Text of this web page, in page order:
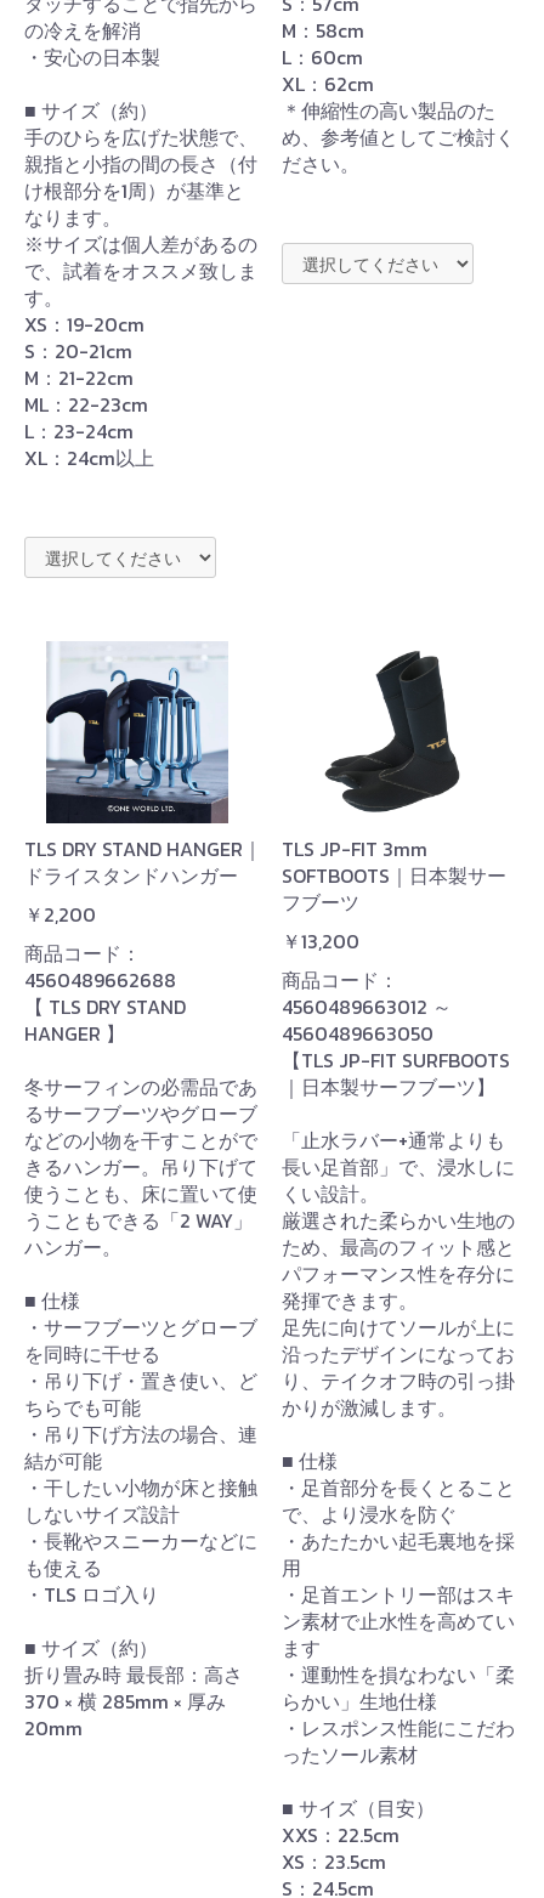
の冷えを解消
・安心の日本製
■ サイズ（約）
手のひらを広げた状態で、
親指と小指の間の長さ（付
け根部分を1周）が基準と
なります。
※サイズは個人差があるの
で、試着をオススメ致しま
す。
XS：19-20cm
S：20-21cm
M：21-22cm
ML：22-23cm
L：23-24cm
XL：24cm以上
M：58cm
L：60cm
XL：62cm
＊伸縮性の高い製品のた
め、参考値としてご検討く
ださい。
TLS DRY STAND HANGER｜
ドライスタンドハンガー
￥2,200
商品コード：
4560489662688
【 TLS DRY STAND
HANGER 】
冬サーフィンの必需品であ
るサーフブーツやグローブ
などの小物を干すことがで
きるハンガー。吊り下げて
使うことも、床に置いて使
うこともできる「2 WAY」
ハンガー。
■ 仕様
・サーフブーツとグローブ
を同時に干せる
・吊り下げ・置き使い、ど
ちらでも可能
・吊り下げ方法の場合、連
結が可能
・干したい小物が床と接触
しないサイズ設計
・長靴やスニーカーなどに
も使える
・TLS ロゴ入り
■ サイズ（約）
折り畳み時 最長部：高さ
370 × 横 285mm × 厚み
20mm
TLS JP-FIT 3mm
SOFTBOOTS｜日本製サー
フブーツ
￥13,200
商品コード：
4560489663012 ～
4560489663050
【TLS JP-FIT SURFBOOTS
｜日本製サーフブーツ】
「止水ラバー+通常よりも
長い足首部」で、浸水しに
くい設計。
厳選された柔らかい生地の
ため、最高のフィット感と
パフォーマンス性を存分に
発揮できます。
足先に向けてソールが上に
沿ったデザインになってお
り、テイクオフ時の引っ掛
かりが激減します。
■ 仕様
・足首部分を長くとること
で、より浸水を防ぐ
・あたたかい起毛裏地を採
用
・足首エントリー部はスキ
ン素材で止水性を高めてい
ます
・運動性を損なわない「柔
らかい」生地仕様
・レスポンス性能にこだわ
ったソール素材
■ サイズ（目安）
XXS：22.5cm
XS：23.5cm
S：24.5cm